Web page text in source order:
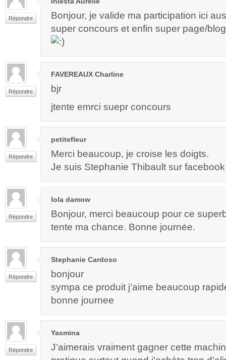
Répondre
Bonjour, je valide ma participation ici
super concours et enfin super page/
Répondre
FAVEREAUX Charline
bjr
jtente emrci suepr concours
Répondre
petitefleur
Merci beaucoup, je croise les doigts.
Je suis Stephanie Thibault sur facebook
Répondre
lola damow
Bonjour, merci beaucoup pour ce
tente ma chance. Bonne journėe.
Répondre
Stephanie Cardoso
bonjour
sympa ce produit j’aime beaucoup
bonne journee
Répondre
Yasmina
J’aimerais vraiment gagner cette